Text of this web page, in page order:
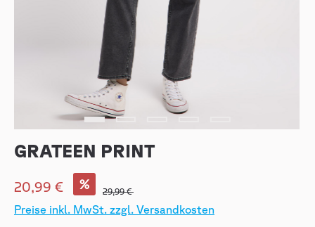
GRATEEN PRINT
20,99 € %
29,99 €
Preise inkl. MwSt. zzgl. Versandkosten